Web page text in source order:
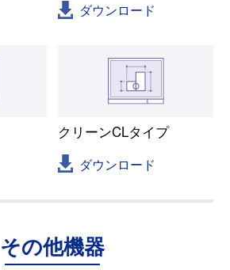
ダウンロード
クリーンCLタイプ
ダウンロード
その他機器